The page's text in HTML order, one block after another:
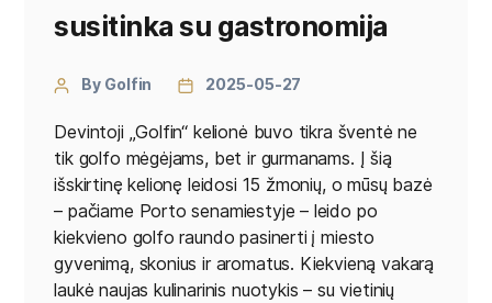
susitinka su gastronomija
By Golfin 2025-05-27
Devintoji „Golfin“ kelionė buvo tikra šventė ne
tik golfo mėgėjams, bet ir gurmanams. Į šią
išskirtinę kelionę leidosi 15 žmonių, o mūsų bazė
– pačiame Porto senamiestyje – leido po
kiekvieno golfo raundo pasinerti į miesto
gyvenimą, skonius ir aromatus. Kiekvieną vakarą
laukė naujas kulinarinis nuotykis – su vietinių